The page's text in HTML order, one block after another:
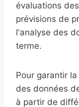
évaluations
prévisions de
l'analyse des
terme.
Pour garantir
des données
à partir de